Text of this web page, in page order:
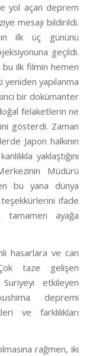
yol açan deprem
mesajı bildirildi.
ilk üç gününü
geçildi.
bu ilk filmin hemen
yeniden yapılanma
bir dokümanter
felaketlerin ne
gösterdi. Zaman
Japon halkının
yaklaştığını
Müdürü
bu yana dünya
ifade
tamamen ayağa
hasarlara ve can
taze gelişen
etkileyen
depremi
ve farklılıkları
rağmen, iki